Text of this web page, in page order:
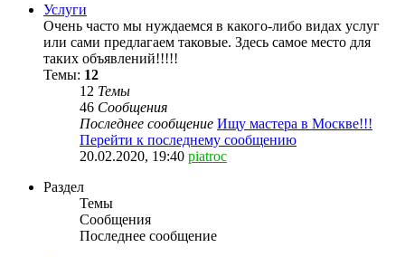
Услуги
Очень часто мы нуждаемся в какого-либо видах услуг
или сами предлагаем таковые. Здесь самое место для
таких объявлений!!!!!
Темы: 12
12 Темы
46 Сообщения
Последнее сообщение Ищу мастера в Москве!!!
Перейти к последнему сообщению
20.02.2020, 19:40 piatroc
Раздел
Темы
Сообщения
Последнее сообщение